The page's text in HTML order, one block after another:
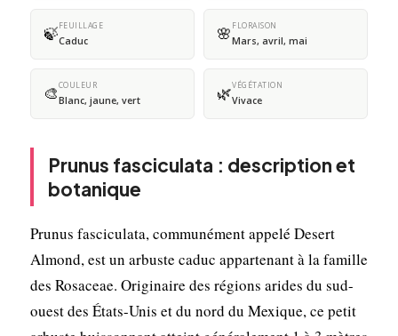
🍃FEUILLAGE
Caduc 🌸 FLORAISON
Mars, avril, mai
🎨COULEUR
Blanc, jaune, vert 🌿VÉGÉTATION
Vivace
Prunus fasciculata : description et
botanique
Prunus fasciculata, communément appelé Desert
Almond, est un arbuste caduc appartenant à la famille
des Rosaceae. Originaire des régions arides du sud-
ouest des États-Unis et du nord du Mexique, ce petit